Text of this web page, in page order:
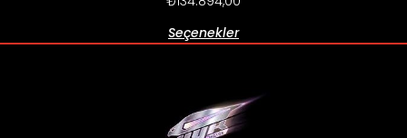
Seçenekler